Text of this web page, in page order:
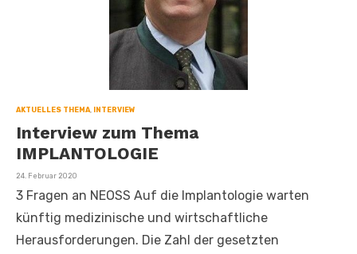
AKTUELLES THEMA, INTERVIEW
Interview zum Thema
IMPLANTOLOGIE
Veröffentlicht
24. Februar 2020
3 Fragen an NEOSS Auf die Implantologie warten
künftig medizinische und wirtschaftliche
Herausforderungen. Die Zahl der gesetzten